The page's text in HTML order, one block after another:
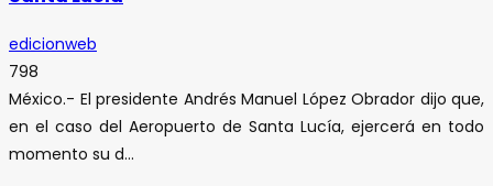
edicionweb
798
México.- El presidente Andrés Manuel López Obrador dijo que,
en el caso del Aeropuerto de Santa Lucía, ejercerá en todo
momento su d...